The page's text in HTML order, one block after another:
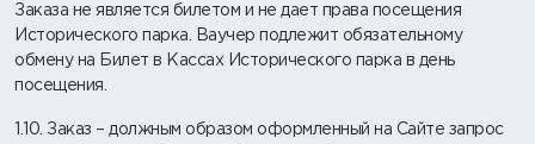
Заказа не является билетом и не дает права посещения
Исторического парка. Ваучер подлежит обязательному
обмену на Билет в Кассах Исторического парка в день
посещения.
1.10. Заказ – должным образом оформленный на Сайте запрос